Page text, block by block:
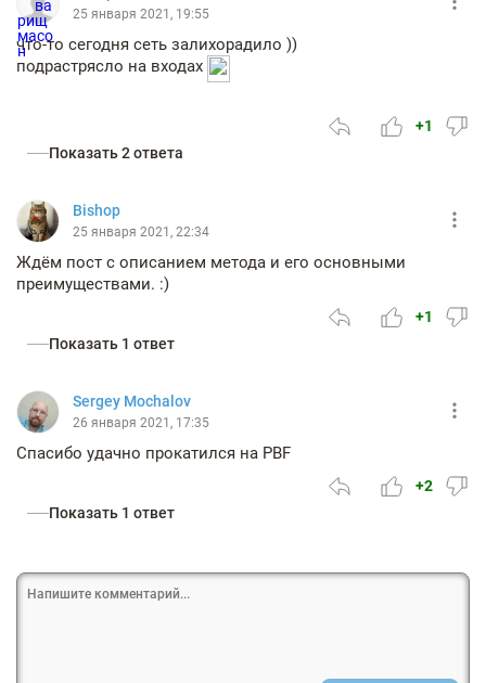
25 января 2021, 19:55
что-то сегодня сеть залихорадило ))
подрастрясло на входах
+1
Показать 2 ответа
Bishop
25 января 2021, 22:34
Ждём пост с описанием метода и его основными
преимуществами. :)
+1
Показать 1 ответ
Sergey Mochalov
26 января 2021, 17:35
Спасибо удачно прокатился на PBF
+2
Показать 1 ответ